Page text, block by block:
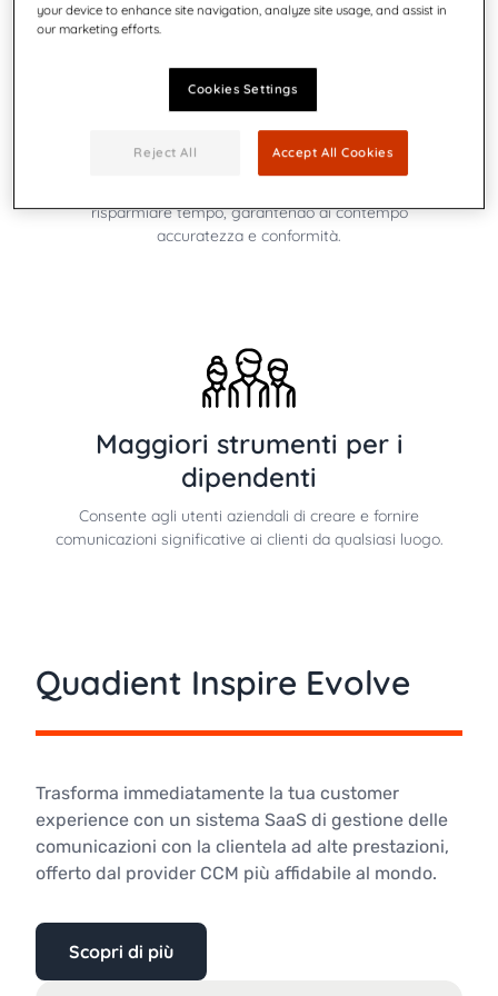
Automatizza i flussi di
lavorazione
risparmiare tempo, garantendo al contempo
accuratezza e conformità.
Maggiori strumenti per i
dipendenti
Consente agli utenti aziendali di creare e fornire
comunicazioni significative ai clienti da qualsiasi luogo.
Quadient Inspire Evolve
Trasforma immediatamente la tua customer
experience con un sistema SaaS di gestione delle
comunicazioni con la clientela ad alte prestazioni,
offerto dal provider CCM più affidabile al mondo.
Scopri di più
your device to enhance site navigation, analyze site usage, and assist in
our marketing efforts.
Cookies Settings
Reject All Accept All Cookies